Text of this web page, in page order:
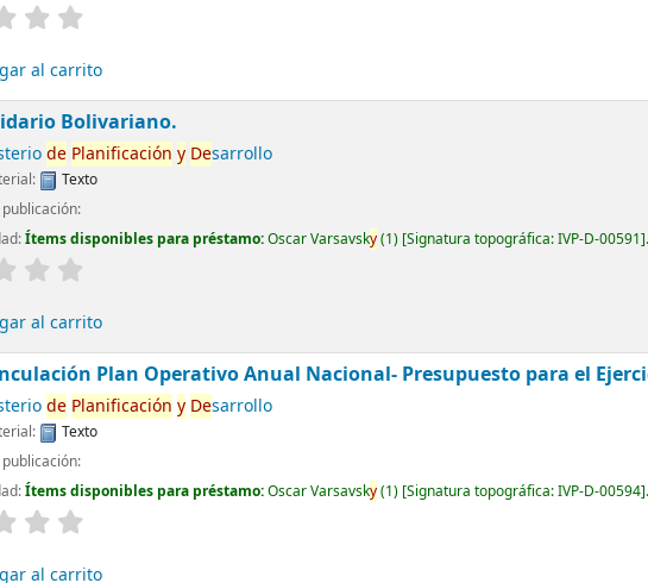
al carrito
Bolivariano.
de Planificación y Desarrollo
Texto
publicación:
Ítems disponibles para préstamo:Oscar Varsavsky(1) Signatura topográfica:IVP-D-00591 .
al carrito
Plan Operativo Anual Nacional- Presupuesto para el
de Planificación y Desarrollo
Texto
publicación:
Ítems disponibles para préstamo:Oscar Varsavsky(1) Signatura topográfica:IVP-D-00594 .
al carrito